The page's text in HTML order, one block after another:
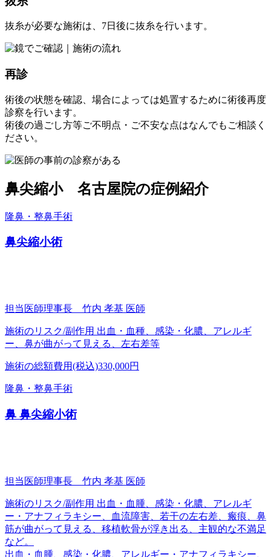
抜糸が必要な施術は、7日後に抜糸を行います。
再診
術後の状態を確認、場合によっては処置するために術後再度
診察を行います。
術後の過ごし方等ご不明点・ご不安な点はなんでもご相談く
ださい。
鼻尖縮小 名古屋院の症例紹介
隆鼻・整鼻手術
鼻尖縮小術
担当医師理事長 竹内 孝基 医師
施術のリスク/副作用 出血・血種、感染・化膿、アレルギ
ー、鼻が曲がって見える、左右差等
施術の総額費用(税込)330,000円
隆鼻・整鼻手術
鼻 鼻尖縮小術
担当医師理事長 竹内 孝基 医師
施術のリスク/副作用 出血・血腫、感染・化膿、アレルギ
ー・アナフィラキシー、血流障害、若干の左右差、瘢痕、鼻
筋が曲がって見える、移植軟骨が浮き出る、主観的な不満足
など。
出血・血腫、感染・化膿、アレルギー・アナフィラキシー、